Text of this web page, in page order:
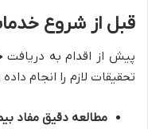
قبل از شروع
پیش از اقدام به دریافت
تحقیقات لازم را انجام
مطالعه دقیق مفاد